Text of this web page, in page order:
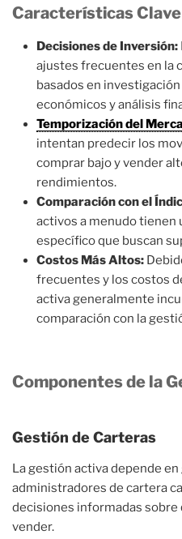
Características
Decisiones de Inversión:
ajustes frecuentes en la
basados en
económicos y análisis
Temporización del
intentan predecir los
comprar bajo y vender
rendimientos.
Comparación con el
activos a menudo tienen
específico que buscan
Costos Más Altos:
frecuentes y los costos
activa generalmente
comparación con la
Componentes de la
Gestión de Carteras
La gestión activa depende en
administradores de cartera
decisiones informadas sobre
vender.